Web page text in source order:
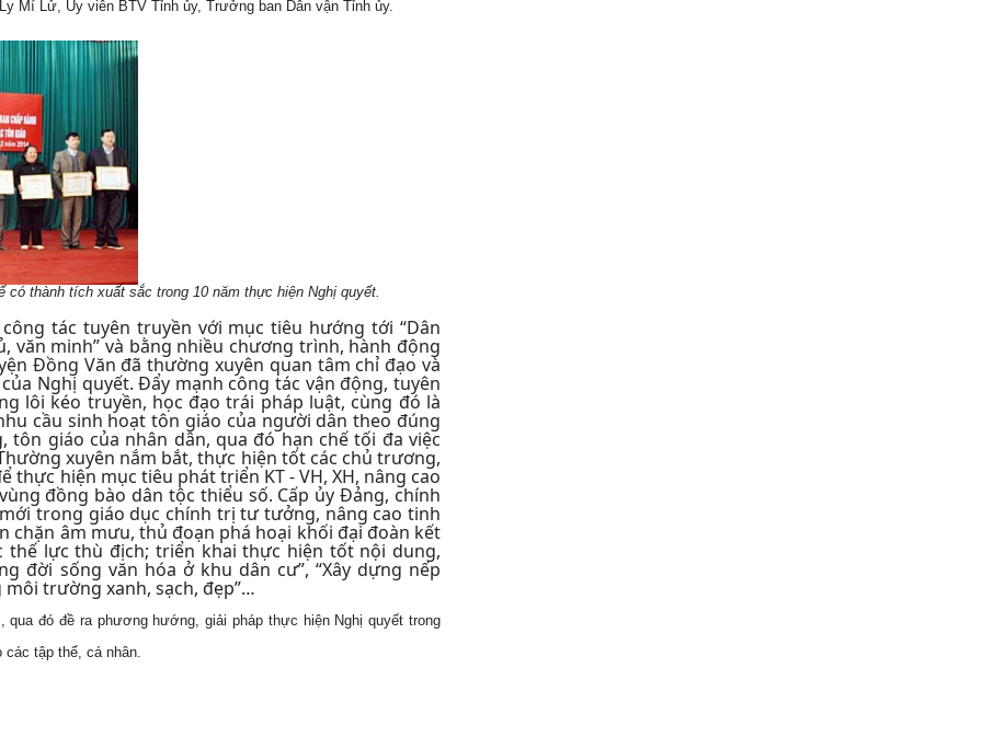
Mí Lử, Ủy viên BTV Tỉnh ủy, Trưởng ban Dân vận Tỉnh ủy.
thành tích xuất sắc trong 10 năm thực hiện Nghị quyết.
tác tuyên truyền với mục tiêu hướng tới “Dân
văn minh” và bằng nhiều chương trình, hành động
Đồng Văn đã thường xuyên quan tâm chỉ đạo và
Nghị quyết. Đẩy mạnh công tác vận động, tuyên
lôi kéo truyền, học đạo trái pháp luật, cùng đó là
cầu sinh hoạt tôn giáo của người dân theo đúng
giáo của nhân dân, qua đó hạn chế tối đa việc
xuyên nắm bắt, thực hiện tốt các chủ trương,
thực hiện mục tiêu phát triển KT - VH, XH, nâng cao
đồng bào dân tộc thiểu số. Cấp ủy Đảng, chính
trong giáo dục chính trị tư tưởng, nâng cao tinh
chặn âm mưu, thủ đoạn phá hoại khối đại đoàn kết
thế lực thù địch; triển khai thực hiện tốt nội dung,
đời sống văn hóa ở khu dân cư”, “Xây dựng nếp
môi trường xanh, sạch, đẹp”…
qua đó đề ra phương hướng, giải pháp thực hiện Nghị quyết trong
các tập thể, cá nhân.